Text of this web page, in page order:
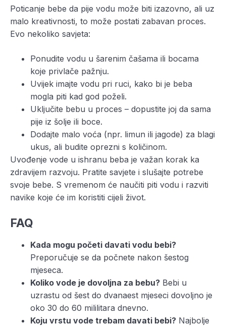
Poticanje bebe da pije vodu može biti izazovno, ali uz
malo kreativnosti, to može postati zabavan proces.
Evo nekoliko savjeta:
Ponudite vodu u šarenim čašama ili bocama
koje privlače pažnju.
Uvijek imajte vodu pri ruci, kako bi je beba
mogla piti kad god poželi.
Uključite bebu u proces – dopustite joj da sama
pije iz šolje ili boce.
Dodajte malo voća (npr. limun ili jagode) za blagi
ukus, ali budite oprezni s količinom.
Uvođenje vode u ishranu beba je važan korak ka
zdravijem razvoju. Pratite savjete i slušajte potrebe
svoje bebe. S vremenom će naučiti piti vodu i razviti
navike koje će im koristiti cijeli život.
FAQ
Kada mogu početi davati vodu bebi?
Preporučuje se da počnete nakon šestog
mjeseca.
Koliko vode je dovoljna za bebu? Bebi u
uzrastu od šest do dvanaest mjeseci dovoljno je
oko 30 do 60 mililitara dnevno.
Koju vrstu vode trebam davati bebi? Najbolje